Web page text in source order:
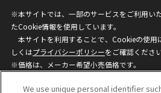
※本サイトでは、一部のサービスをご利用い
たCookie情報を使用しています。
本サイトを利用することで、Cookieの使用
しくはプライバシーポリシーをご確認ください
※価格は、メーカー希望小売価格です。
ざいますのでご了承ください。
We use unique personal identifier